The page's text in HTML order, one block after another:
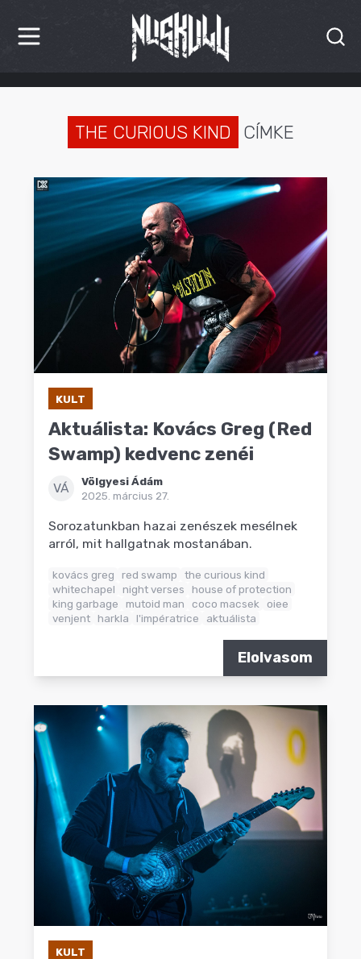
HÍREK
KRITIKÁK
INTERJÚK
PREMIEREK
MÁSVILÁG
BLOG
THE CURIOUS KIND CÍMKE
KULT
Aktuálista: Kovács Greg (Red
Swamp) kedvenc zenéi
VÁ
Völgyesi Ádám
2025. március 27.
Sorozatunkban hazai zenészek mesélnek
arról, mit hallgatnak mostanában.
kovács greg red swamp
the curious kind
whitechapel
night verses
house of protection
king garbage
mutoid man coco macsek
oiee
venjent harkla l'impératrice aktuálista
Elolvasom
KULT